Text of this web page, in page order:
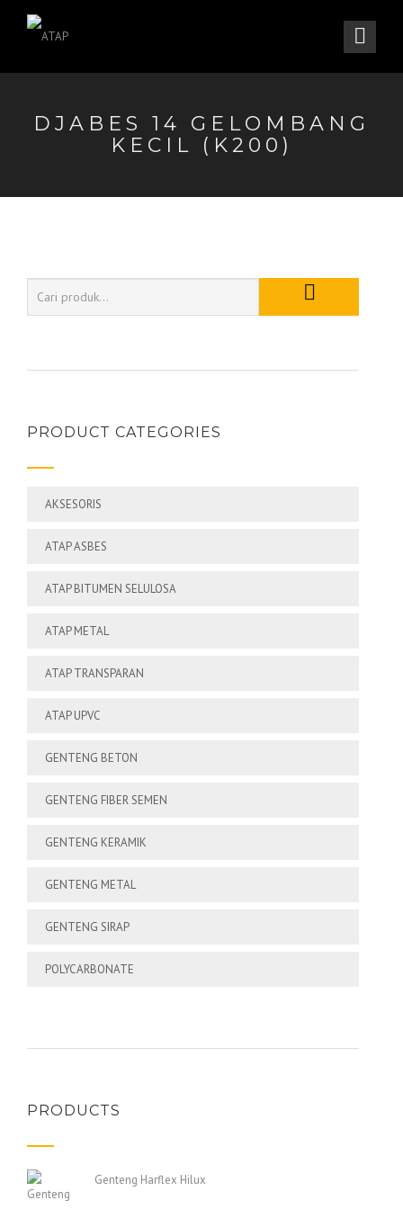
DJABES 14 GELOMBANG
KECIL (K200)
PRODUCT CATEGORIES
AKSESORIS
ATAP ASBES
ATAP BITUMEN SELULOSA
ATAP METAL
ATAP TRANSPARAN
ATAP UPVC
GENTENG BETON
GENTENG FIBER SEMEN
GENTENG KERAMIK
GENTENG METAL
GENTENG SIRAP
POLYCARBONATE
PRODUCTS
Genteng Harflex Hilux